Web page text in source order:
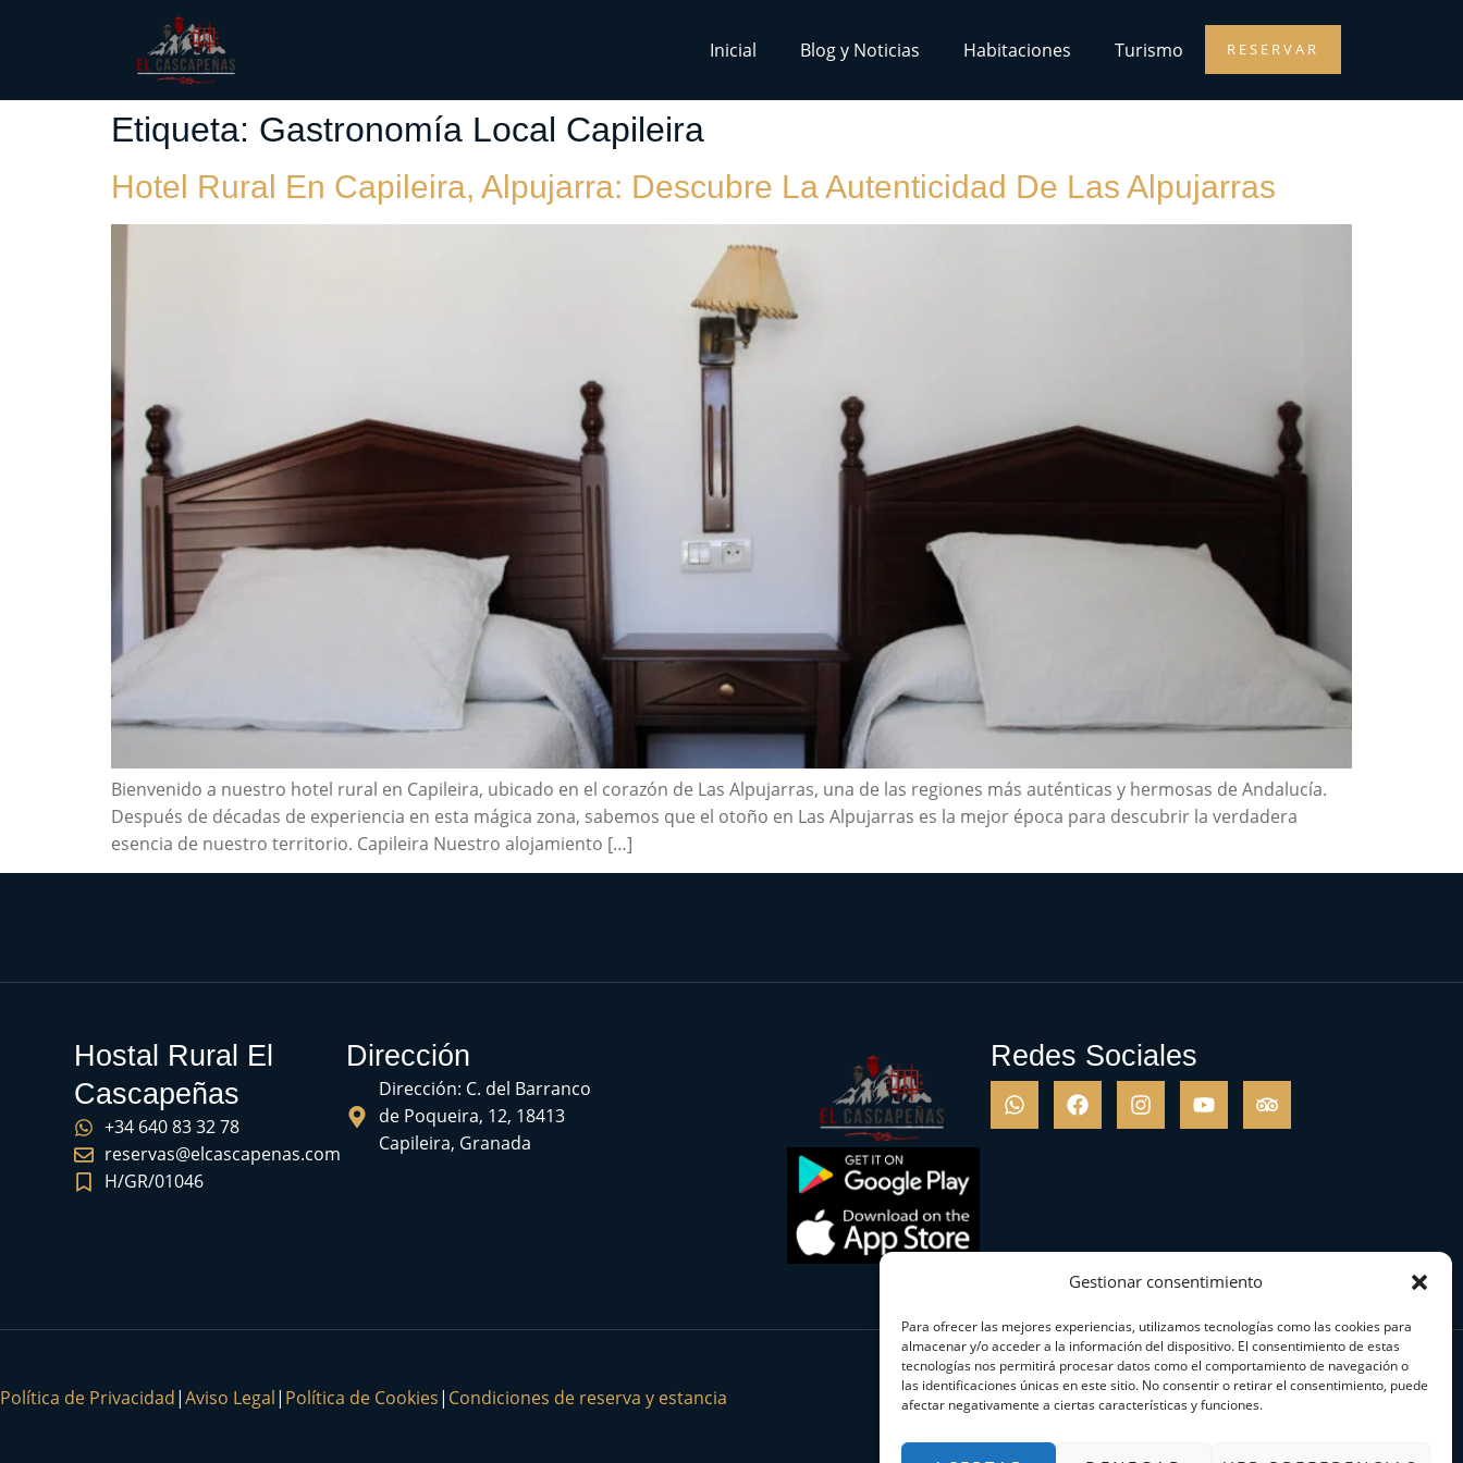
Gestionar consentimiento
Para ofrecer las mejores experiencias, utilizamos tecnologías como las cookies para
almacenar y/o acceder a la información del dispositivo. El consentimiento de estas
tecnologías nos permitirá procesar datos como el comportamiento de navegación o
las identificaciones únicas en este sitio. No consentir o retirar el consentimiento, puede
afectar negativamente a ciertas características y funciones.
Inicial Blog y Noticias Habitaciones Turismo RESERVAR
Etiqueta: Gastronomía Local Capileira
Hotel Rural En Capileira, Alpujarra: Descubre La Autenticidad De Las Alpujarras
Bienvenido a nuestro hotel rural en Capileira, ubicado en el corazón de Las Alpujarras, una de las regiones más auténticas y hermosas de Andalucía.
Después de décadas de experiencia en esta mágica zona, sabemos que el otoño en Las Alpujarras es la mejor época para descubrir la verdadera
esencia de nuestro territorio. Capileira Nuestro alojamiento […]
Hostal Rural El
Cascapeñas
+34 640 83 32 78
reservas@elcascapenas.com
H/GR/01046
Dirección
Dirección: C. del Barranco
de Poqueira, 12, 18413
Capileira, Granada
Redes Sociales
Política de Privacidad|Aviso Legal| Política de Cookies| Condiciones de reserva y estancia